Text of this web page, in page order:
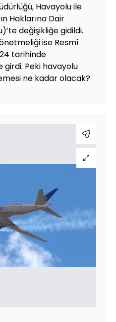
Havayolu ile
Haklarına Dair
değişikliğe gidildi.
ise Resmî
tarihinde
girdi. Peki havayolu
ne kadar olacak?